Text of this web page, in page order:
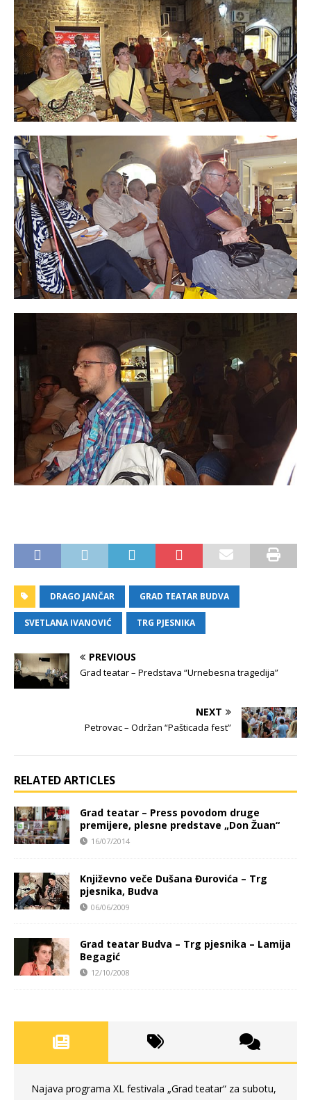
DRAGO JANČAR GRAD TEATAR BUDVA
SVETLANA IVANOVIĆ TRG PJESNIKA
PREVIOUS
Grad teatar – Predstava “Urnebesna tragedija”
NEXT
Petrovac – Održan “Pašticada fest”
RELATED ARTICLES
Grad teatar – Press povodom druge
premijere, plesne predstave „Don Žuan“
16/07/2014
Književno veče Dušana Đurovića – Trg
pjesnika, Budva
06/06/2009
Grad teatar Budva – Trg pjesnika – Lamija
Begagić
12/10/2008
Najava programa XL festivala „Grad teatar“ za subotu,